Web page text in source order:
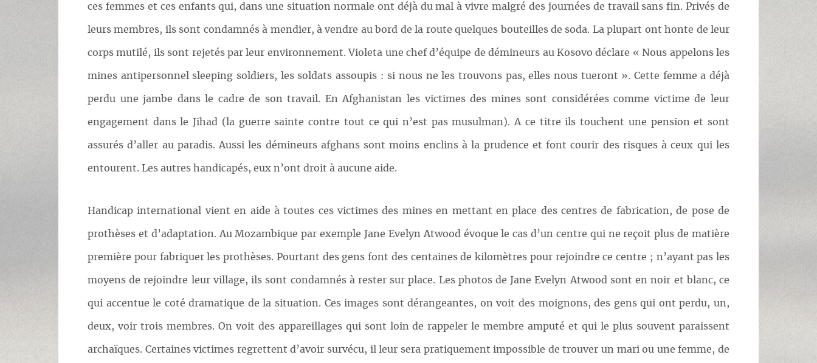
ces femmes et ces enfants qui, dans une situation normale ont déjà du mal à vivre malgré des journées de travail sans fin. Privés de
leurs membres, ils sont condamnés à mendier, à vendre au bord de la route quelques bouteilles de soda. La plupart ont honte de leur
corps mutilé, ils sont rejetés par leur environnement. Violeta une chef d’équipe de démineurs au Kosovo déclare « Nous appelons les
mines antipersonnel sleeping soldiers, les soldats assoupis : si nous ne les trouvons pas, elles nous tueront ». Cette femme a déjà
perdu une jambe dans le cadre de son travail. En Afghanistan les victimes des mines sont considérées comme victime de leur
engagement dans le Jihad (la guerre sainte contre tout ce qui n’est pas musulman). A ce titre ils touchent une pension et sont
assurés d’aller au paradis. Aussi les démineurs afghans sont moins enclins à la prudence et font courir des risques à ceux qui les
entourent. Les autres handicapés, eux n’ont droit à aucune aide.
Handicap international vient en aide à toutes ces victimes des mines en mettant en place des centres de fabrication, de pose de
prothèses et d’adaptation. Au Mozambique par exemple Jane Evelyn Atwood évoque le cas d’un centre qui ne reçoit plus de matière
première pour fabriquer les prothèses. Pourtant des gens font des centaines de kilomètres pour rejoindre ce centre ; n’ayant pas les
moyens de rejoindre leur village, ils sont condamnés à rester sur place. Les photos de Jane Evelyn Atwood sont en noir et blanc, ce
qui accentue le coté dramatique de la situation. Ces images sont dérangeantes, on voit des moignons, des gens qui ont perdu, un,
deux, voir trois membres. On voit des appareillages qui sont loin de rappeler le membre amputé et qui le plus souvent paraissent
archaïques. Certaines victimes regrettent d’avoir survécu, il leur sera pratiquement impossible de trouver un mari ou une femme, de